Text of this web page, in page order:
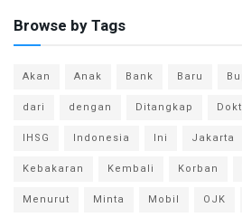
Browse by Tags
Akan Anak Bank Baru
dari
dengan Ditangkap
IHSG
Indonesia Ini Jakarta
Kebakaran
Kembali Korban
Menurut
Minta Mobil OJK